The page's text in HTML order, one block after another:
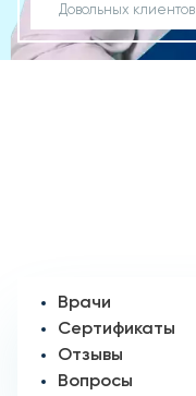
Довольных клиентов
Врачи
Сертификаты
Отзывы
Вопросы